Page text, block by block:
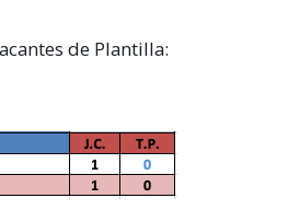
de Plantilla: